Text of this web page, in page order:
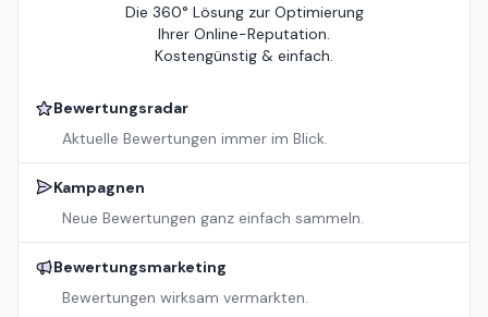
Die 360° Lösung zur Optimierung
Ihrer Online-Reputation.
Kostengünstig & einfach.
Bewertungsradar
Aktuelle Bewertungen immer im Blick.
Kampagnen
Neue Bewertungen ganz einfach sammeln.
Bewertungsmarketing
Bewertungen wirksam vermarkten.